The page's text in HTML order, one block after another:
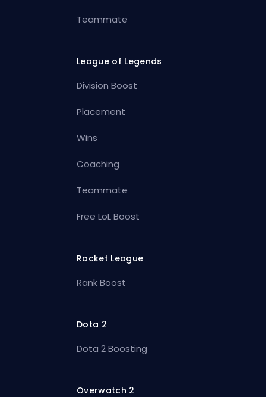
Teammate
League of Legends
Division Boost
Placement
Wins
Coaching
Teammate
Free LoL Boost
Rocket League
Rank Boost
Dota 2
Dota 2 Boosting
Overwatch 2